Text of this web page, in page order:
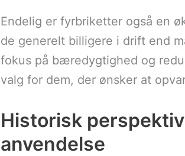
Endelig er fyrbriketter også en
de generelt billigere i drift end
fokus på bæredygtighed og
valg for dem, der ønsker at
Historisk
anvendelse